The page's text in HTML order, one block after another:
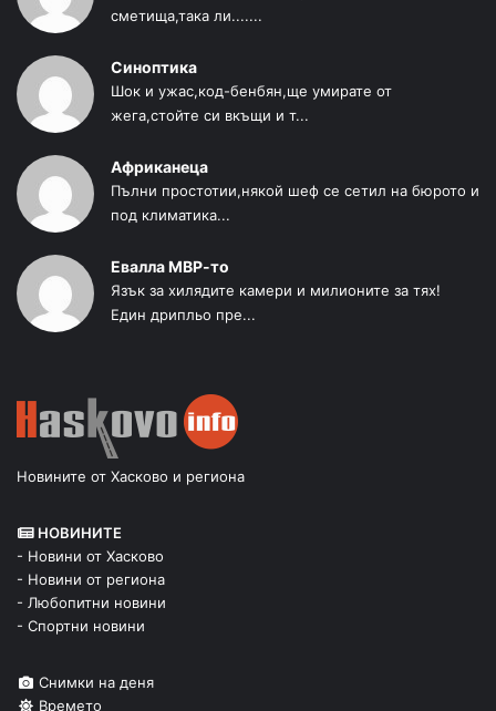
сметища,така ли.......
Синоптика
Шок и ужас,код-бенбян,ще умирате от
жега,стойте си вкъщи и т...
Африканеца
Пълни простотии,някой шеф се сетил на бюрото и
под климатика...
Евалла МВР-то
Язък за хилядите камери и милионите за тях!
Един дрипльо пре...
Новините от Хасково и региона
НОВИНИТЕ
- Новини от Хасково
- Новини от региона
- Любопитни новини
- Спортни новини
Снимки на деня
Времето